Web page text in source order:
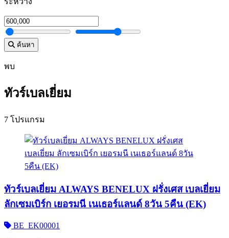
ค้นหา
พบ
ทัวร์เบลเยี่ยม
7 โปรแกรม
ทัวร์เบลเยี่ยม ALWAYS BENELUX ฝรั่งเศส เบลเยี่ยม
ลักเซมเบิร์ก เยอรมนี เนเธอร์แลนด์ 8วัน 5คืน (EK)
BE_EK00001